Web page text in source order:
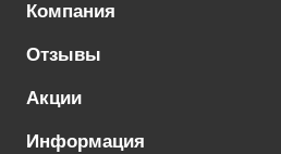
Компания
Отзывы
Акции
Информация